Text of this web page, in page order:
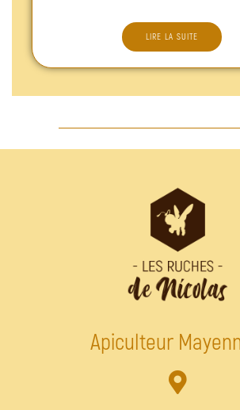
LIRE LA SUITE
Apiculteur